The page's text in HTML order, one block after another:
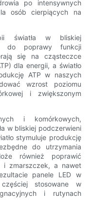
po intensywnych
osób cierpiących na
światła w bliskiej
do poprawy funkcji
się na cząsteczce
dla energii, a światło
ATP w naszych
wzrost poziomu
i zwiększonym
i komórkowych,
w bliskiej podczerwieni
stymuluje produkcję
do utrzymania
również poprawić
i zmarszczek, a nawet
panele LED w
stosowane w
i rutynach